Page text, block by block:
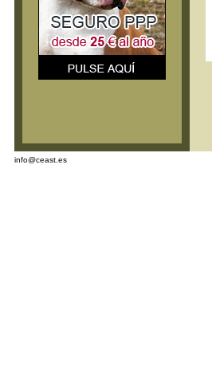
info@ceast.es